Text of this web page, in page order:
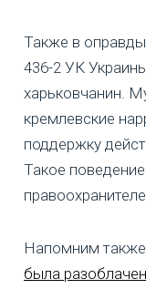
Также в
436-2 УК
харьковчанин.
кремлевские
поддержку
Такое
Напомним
была